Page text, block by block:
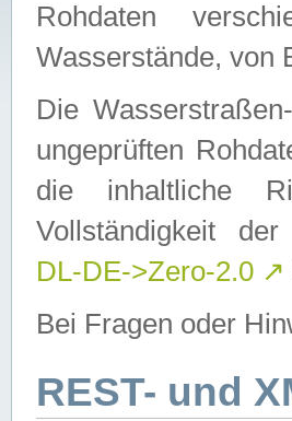
Rohdaten
Wasserstände, von
Die
ungeprüften
die inhaltliche
Vollständigkeit
DL-DE->Zero-2.0 ↗
Bei Fragen oder
REST- und